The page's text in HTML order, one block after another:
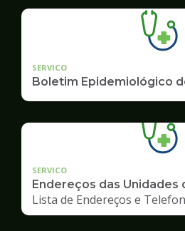
SERVICO
Boletim Epidemiológico
SERVICO
Endereços das Unidades
Lista de Endereços e